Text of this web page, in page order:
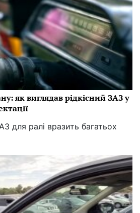
як виглядав рідкісний ЗАЗ у
для ралі вразить багатьох